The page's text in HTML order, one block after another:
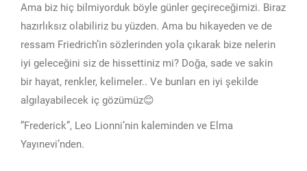
Ama biz hiç bilmiyorduk böyle günler geçireceğimizi. Biraz
hazırlıksız olabiliriz bu yüzden. Ama bu hikayeden ve de
ressam Friedrich’in sözlerinden yola çıkarak bize nelerin
iyi geleceğini siz de hissettiniz mi? Doğa, sade ve sakin
bir hayat, renkler, kelimeler.. Ve bunları en iyi şekilde
algılayabilecek iç gözümüz😊
”Frederick”, Leo Lionni’nin kaleminden ve Elma
Yayınevi’nden.